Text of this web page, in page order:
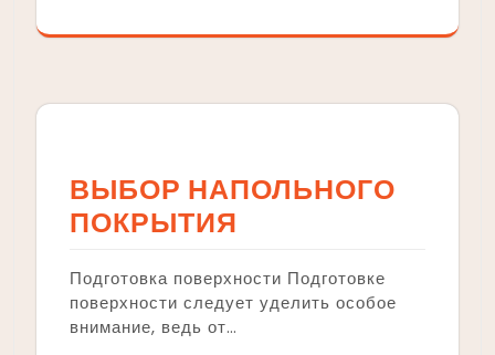
ВЫБОР НАПОЛЬНОГО
ПОКРЫТИЯ
Подготовка поверхности Подготовке
поверхности следует уделить особое
внимание, ведь от…